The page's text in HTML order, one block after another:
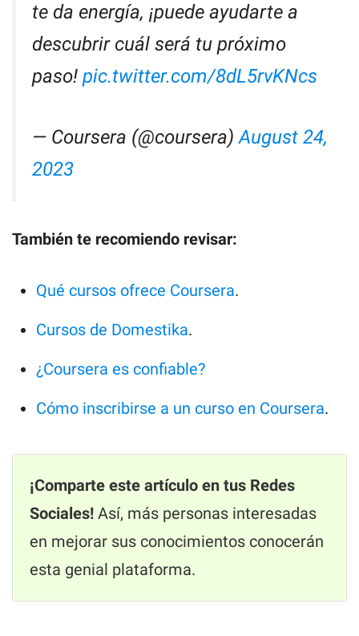
te da energía, ¡puede ayudarte a
descubrir cuál será tu próximo
paso! pic.twitter.com/8dL5rvKNcs
— Coursera (@coursera)August 24,
2023
También te recomiendo revisar:
Qué cursos ofrece Coursera.
Cursos de Domestika.
¿Coursera es confiable?
Cómo inscribirse a un curso en Coursera.
¡Comparte este artículo en tus Redes
Sociales! Así, más personas interesadas
en mejorar sus conocimientos conocerán
esta genial plataforma.